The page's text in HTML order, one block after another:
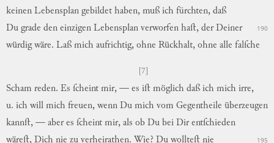
keinen Lebensplan gebildet haben, muß ich fürchten, daß
Du grade den einzigen Lebensplan verworfen haſt, der Deiner 190
würdig wäre. Laß mich aufrichtig, ohne Rückhalt, ohne alle falſche
[7]
Scham reden. Es ſcheint mir, — es iſt möglich daß ich mich irre,
u. ich will mich freuen, wenn Du mich vom Gegentheile überzeugen
kannſt, — aber es ſcheint mir, als ob Du bei Dir entſchieden
wäreſt, Dich nie zu verheirathen. Wie? Du wollteſt nie 195